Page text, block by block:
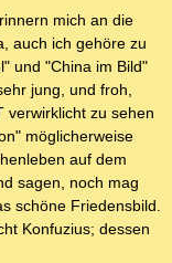
mich an die
auch ich gehöre zu
und "China im Bild"
jung, und froh,
verwirklicht zu sehen
möglicherweise
auf dem
sagen, noch mag
schöne Friedensbild.
Konfuzius; dessen